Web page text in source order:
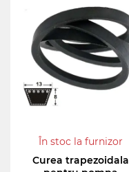
În stoc la furnizor
Curea trapezoidala